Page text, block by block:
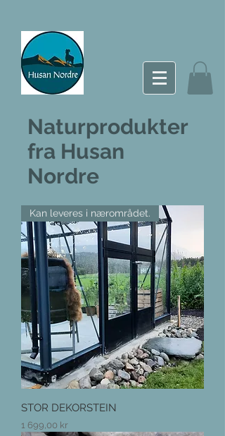
Naturprodukter
fra Husan
Nordre
Kan leveres i nærområdet.
STOR DEKORSTEIN
Pris
1 699,00 kr